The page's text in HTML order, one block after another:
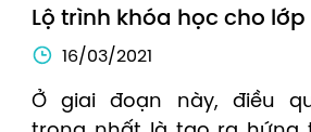
Lộ trình khóa học cho lớp
16/03/2021
Ở giai đoạn này, điều